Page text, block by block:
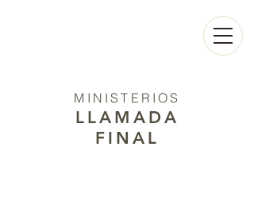
MINISTERIOS
LLAMADA
FINAL